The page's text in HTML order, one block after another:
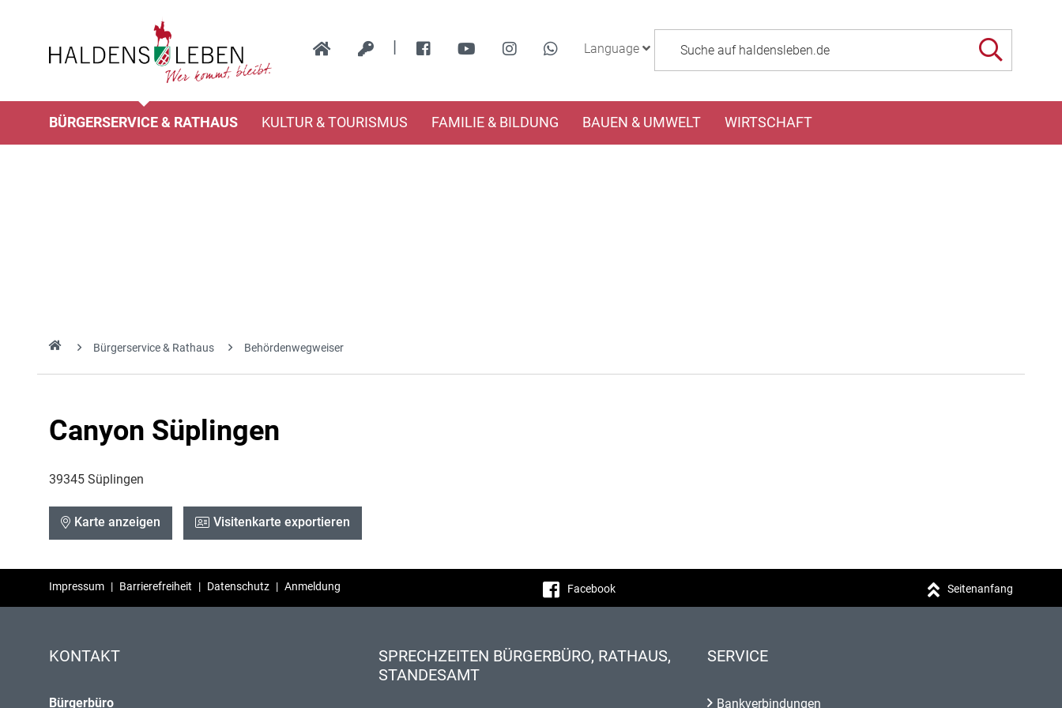
| Language
BÜRGERSERVICE & RATHAUS KULTUR & TOURISMUS FAMILIE & BILDUNG BAUEN & UMWELT WIRTSCHAFT
Bürgerservice & Rathaus Behördenwegweiser
Canyon Süplingen
39345 Süplingen
Karte anzeigen Visitenkarte exportieren
Impressum | Barrierefreiheit | Datenschutz | Anmeldung Facebook Seitenanfang
KONTAKT
Bürgerbüro
SPRECHZEITEN BÜRGERBÜRO, RATHAUS,
STANDESAMT
SERVICE
Bankverbindungen